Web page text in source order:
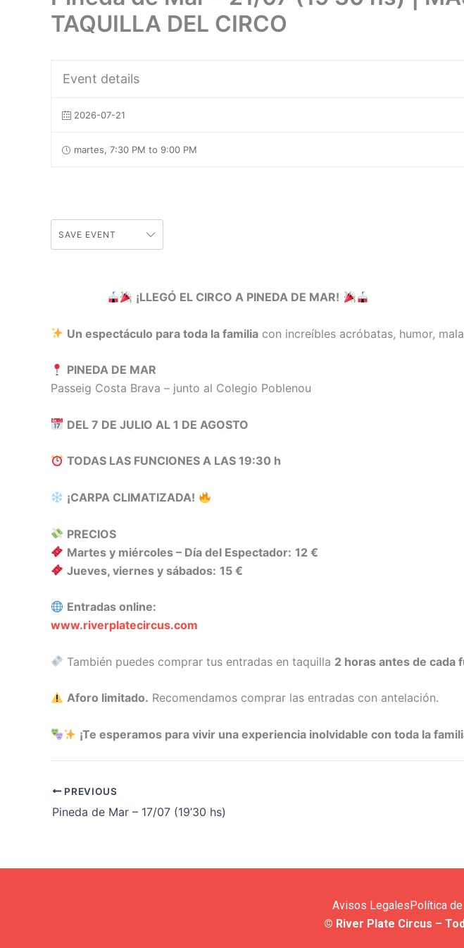
TAQUILLA DEL CIRCO
Event details
2026-07-21
martes, 7:30 PM to 9:00 PM
SAVE EVENT
¡LLEGÓ EL CIRCO A PINEDA DE MAR!
Un espectáculo para toda la familia con increíbles acróbatas, humor,
PINEDA DE MAR
Passeig Costa Brava – junto al Colegio Poblenou
DEL 7 DE JULIO AL 1 DE AGOSTO
TODAS LAS FUNCIONES A LAS 19:30 h
¡CARPA CLIMATIZADA!
PRECIOS
Martes y miércoles – Día del Espectador: 12 €
Jueves, viernes y sábados: 15 €
Entradas online:
www.riverplatecircus.com
También puedes comprar tus entradas en taquilla 2 horas antes de cada
Aforo limitado. Recomendamos comprar las entradas con antelación.
¡Te esperamos para vivir una experiencia inolvidable con toda la
PREVIOUS
Pineda de Mar – 17/07 (19’30 hs)
Avisos LegalesPolítica
© River Plate Circus –